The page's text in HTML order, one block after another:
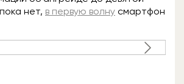
нет, в первую волну смартфон